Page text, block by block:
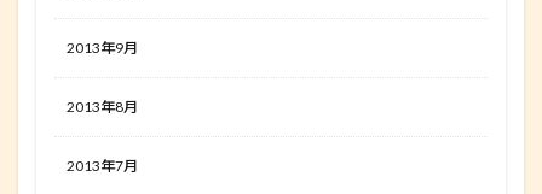
2013年9月
2013年8月
2013年7月